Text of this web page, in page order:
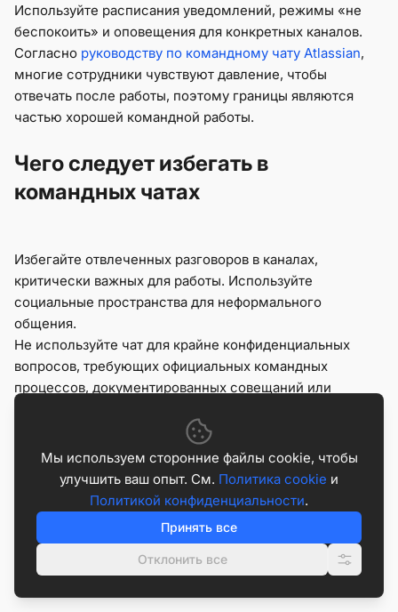
Используйте расписания уведомлений, режимы «не
беспокоить» и оповещения для конкретных каналов.
Согласно руководству по командному чату Atlassian,
многие сотрудники чувствуют давление, чтобы
отвечать после работы, поэтому границы являются
частью хорошей командной работы.
Чего следует избегать в
командных чатах
Избегайте отвлеченных разговоров в каналах,
критически важных для работы. Используйте
социальные пространства для неформального
общения.
Не используйте чат для крайне конфиденциальных
вопросов, требующих официальных командных
процессов, документированных совещаний или
расплывчатых сообщений «мысли?» и случайных
отметок. Четко формулируйте, какое решение,
действие или ответ вам нужны.
Как выбрать правильную
платформу для командного
чата
Мы используем сторонние файлы cookie, чтобы
улучшить ваш опыт. См. Политика cookie и
Политикой конфиденциальности.
Принять все
Отклонить все